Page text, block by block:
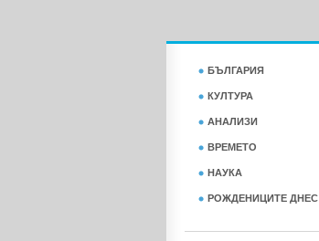
БЪЛГАРИЯ
КУЛТУРА
АНАЛИЗИ
ВРЕМЕТО
НАУКА
РОЖДЕНИЦИТЕ ДНЕС